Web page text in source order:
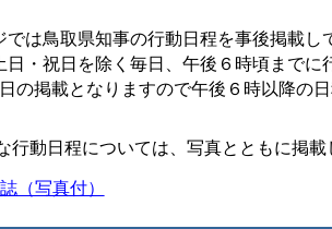
は鳥取県知事の行動日程を事後掲載し
日・祝日を除く毎日、午後６時頃までに
の掲載となりますので午後６時以降の
動日程については、写真とともに掲載
（写真付）